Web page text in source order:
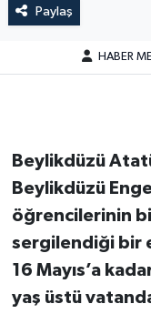
Paylaş
HABER
Beylikdüzü
Beylikdüzü
öğrencilerinin
sergilendiği bir
16 Mayıs’a
yaş üstü